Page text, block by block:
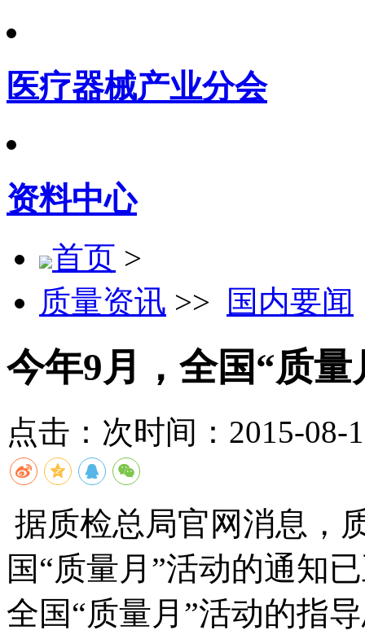
医疗器械产业分会
资料中心
首页 >
质量资讯 >> 国内要闻
今年9月，全国“质
点击： 次时间：2015-08-
据质检总局官网消息，
国 “质量月 ”活动的通知
全国 “质量月 ”活动的指